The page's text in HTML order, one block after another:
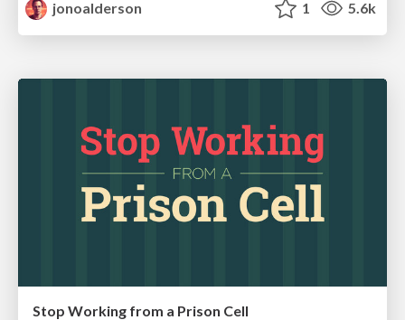
jonoalderson 1 5.6k
Stop Working from a Prison Cell